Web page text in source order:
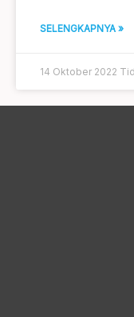
SELENGKAPNYA »
14 Oktober 2022